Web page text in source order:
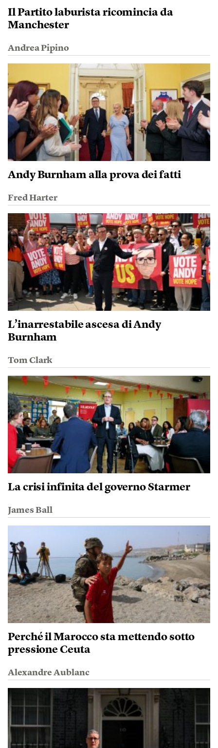
Il Partito laburista ricomincia da
Manchester
Andrea Pipino
Andy Burnham alla prova dei fatti
Fred Harter
L’inarrestabile ascesa di Andy
Burnham
Tom Clark
La crisi infinita del governo Starmer
James Ball
Perché il Marocco sta mettendo sotto
pressione Ceuta
Alexandre Aublanc